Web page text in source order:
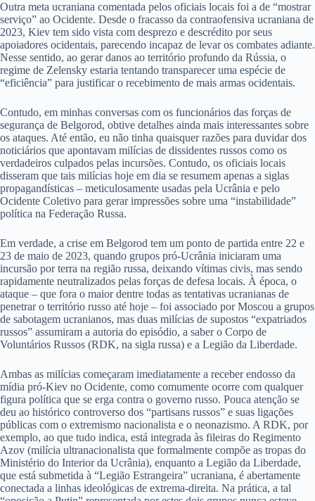
Outra meta ucraniana comentada pelos oficiais locais foi a de “mostrar
serviço” ao Ocidente. Desde o fracasso da contraofensiva ucraniana de
2023, Kiev tem sido vista com desprezo e descrédito por seus
apoiadores ocidentais, parecendo incapaz de levar os combates adiante.
Nesse sentido, ao gerar danos ao território profundo da Rússia, o
regime de Zelensky estaria tentando transparecer uma espécie de
“eficiência” para justificar o recebimento de mais armas ocidentais.
Contudo, em minhas conversas com os funcionários das forças de
segurança de Belgorod, obtive detalhes ainda mais interessantes sobre
os ataques. Até então, eu não tinha quaisquer razões para duvidar dos
noticiários que apontavam milícias de dissidentes russos como os
verdadeiros culpados pelas incursões. Contudo, os oficiais locais
disseram que tais milícias hoje em dia se resumem apenas a siglas
propagandísticas – meticulosamente usadas pela Ucrânia e pelo
Ocidente Coletivo para gerar impressões sobre uma “instabilidade”
política na Federação Russa.
Em verdade, a crise em Belgorod tem um ponto de partida entre 22 e
23 de maio de 2023, quando grupos pró-Ucrânia iniciaram uma
incursão por terra na região russa, deixando vítimas civis, mas sendo
rapidamente neutralizados pelas forças de defesa locais. À época, o
ataque – que fora o maior dentre todas as tentativas ucranianas de
penetrar o território russo até hoje – foi associado por Moscou a grupos
de sabotagem ucranianos, mas duas milícias de supostos “expatriados
russos” assumiram a autoria do episódio, a saber o Corpo de
Voluntários Russos (RDK, na sigla russa) e a Legião da Liberdade.
Ambas as milícias começaram imediatamente a receber endosso da
mídia pró-Kiev no Ocidente, como comumente ocorre com qualquer
figura política que se erga contra o governo russo. Pouca atenção se
deu ao histórico controverso dos “partisans russos” e suas ligações
públicas com o extremismo nacionalista e o neonazismo. A RDK, por
exemplo, ao que tudo indica, está integrada às fileiras do Regimento
Azov (milícia ultranacionalista que formalmente compõe as tropas do
Ministério do Interior da Ucrânia), enquanto a Legião da Liberdade,
que está submetida à “Legião Estrangeira” ucraniana, é abertamente
conectada a linhas ideológicas de extrema-direita. Na prática, a tal